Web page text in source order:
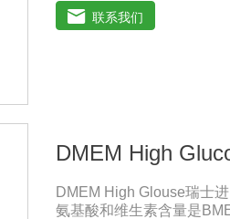
注意事项：解冻：采用
产生使血清质量不会受到影
联系我们
DMEM High
DMEM High Glouse瑞士
氨基酸和维生素含量是